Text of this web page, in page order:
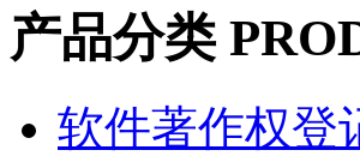
产品分类
软件著作权登